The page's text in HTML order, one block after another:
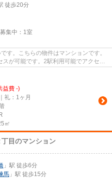
徒歩20分
集中： 1室
す。こちらの物件はマンションです。
が可能です。2駅利用可能でアクセス
益費 -)
礼：1ヶ月
㎡
目のマンション
」駅 徒歩6分
馬 」駅 徒歩15分